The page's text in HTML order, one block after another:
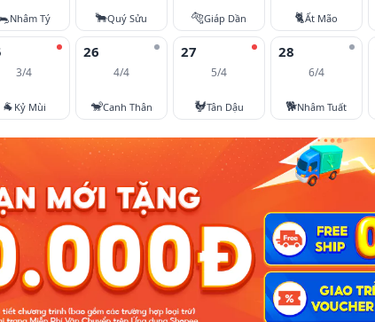
Nhâm Tý 🐂Quý Sửu 🐅Giáp Dần 🐈Ất Mão
3/4
🐐 Kỷ Mùi
26
4/4
🐒Canh Thân
27
5/4
🐓Tân Dậu
28
6/4
🐕Nhâm Tuất